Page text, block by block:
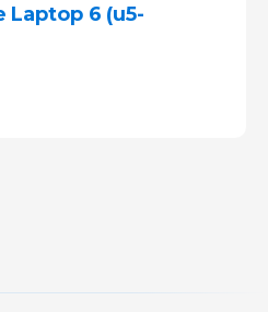
Laptop 6 (u5-